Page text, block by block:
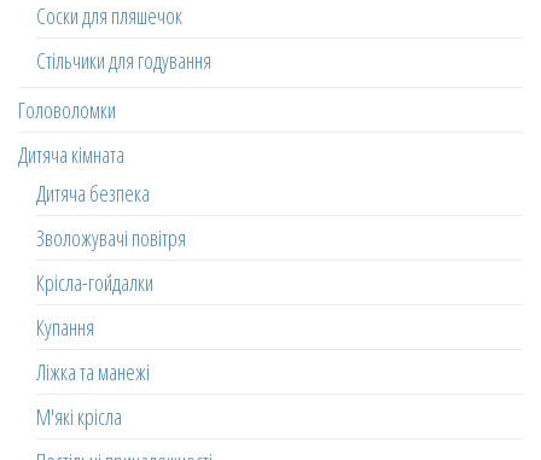
Соски для пляшечок
Стільчики для годування
Головоломки
Дитяча кімната
Дитяча безпека
Зволожувачі повітря
Крісла-гойдалки
Купання
Ліжка та манежі
М'які крісла